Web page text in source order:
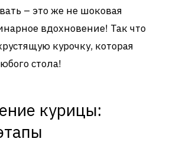
– это же не шоковая
вдохновение! Так что
курочку, которая
стола!
курицы: